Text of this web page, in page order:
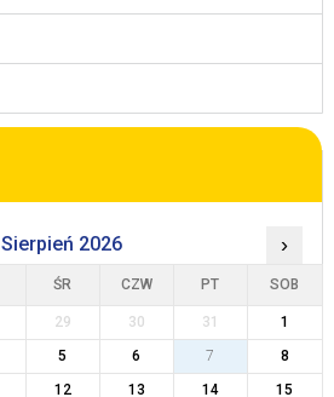
Sierpień 2026 ›
ŚR CZW PT SOB
29 30 31
1
5 6 7
8
12 13 14
15